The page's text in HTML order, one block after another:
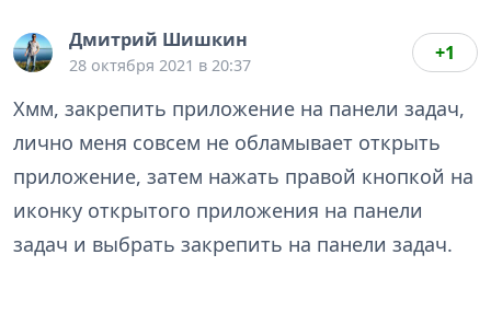
Дмитрий Шишкин
28 октября 2021 в 20:37
+1
Хмм, закрепить приложение на панели задач,
лично меня совсем не обламывает открыть
приложение, затем нажать правой кнопкой на
иконку открытого приложения на панели
задач и выбрать закрепить на панели задач.